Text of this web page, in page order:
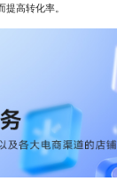
高转化率。